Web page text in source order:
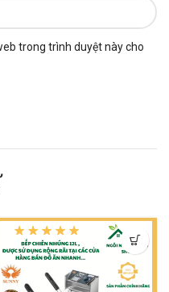
trong trình duyệt này cho